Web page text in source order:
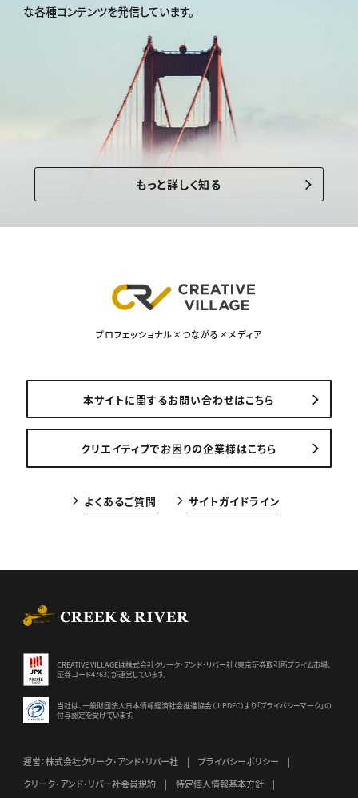
な各種コンテンツを発信しています。
もっと詳しく知る
プロフェッショナル×つながる×メディア
本サイトに関するお問い合わせはこちら
クリエイティブでお困りの企業様はこちら
よくあるご質問 サイトガイドライン
CREATIVE VILLAGEは株式会社クリーク･アンド･リバー社（東京証券取引所プライム市場、
証券コード4763）が運営しています。
当社は、一般財団法人日本情報経済社会推進協会（JIPDEC）より 「プライバシーマーク」の
付与認定を受けています。
運営：株式会社クリーク･アンド･リバー社
プライバシーポリシー
クリーク･アンド･リバー社会員規約
特定個人情報基本方針